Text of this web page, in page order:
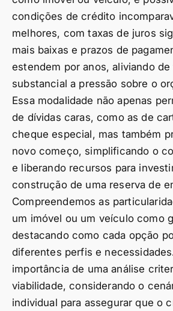
condições de crédito
melhores, com taxas de juros
mais baixas e prazos de
estendem por anos, aliviando de
substancial a pressão sobre o
Essa modalidade não apenas
de dívidas caras, como as de
cheque especial, mas também
novo começo, simplificando o
e liberando recursos para
construção de uma reserva de
Compreendemos as
um imóvel ou um veículo como
destacando como cada opção
diferentes perfis e
importância de uma análise
viabilidade, considerando o
individual para assegurar que o